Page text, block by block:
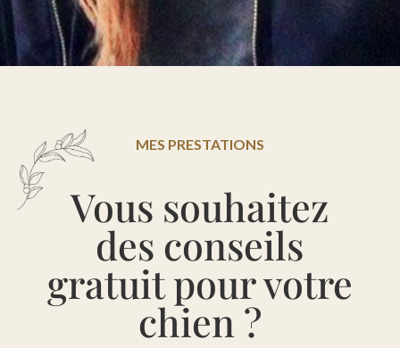
MES PRESTATIONS
Vous souhaitez
des conseils
gratuit pour votre
chien ?